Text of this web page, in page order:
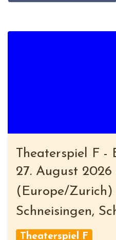
Theaterspiel F -
27. August 2026
( Europe/Zurich )
Schneisingen,
Theaterspiel F